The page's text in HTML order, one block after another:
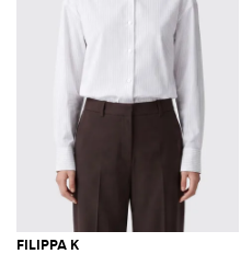
FILIPPA K